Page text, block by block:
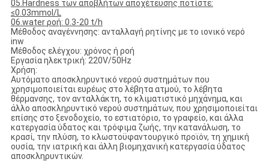
05.Hardness των αποβλήτων αποχέτευσης ποτίστε:
≤0.03mmol/L
06.water ροή: 0.3-20 t/h
Μέθοδος αναγέννησης: ανταλλαγή ρητίνης με το ιονικό νερό
inw
Μέθοδος ελέγχου: χρόνος ή ροή
Εργασία ηλεκτρική: 220V/50Hz
Χρήση:
Αυτόματο αποσκληρυντικό νερού συστημάτων που
χρησιμοποιείται ευρέως στο λέβητα ατμού, το λέβητα
θέρμανσης, τον ανταλλάκτη, το κλιματιστικό μηχάνημα, και
άλλο αποσκληρυντικό νερού συστημάτων, που χρησιμοποιείται
επίσης στο ξενοδοχείο, το εστιατόριο, το γραφείο, και άλλα
κατεργασία ύδατος και τρόφιμα ζωής, την κατανάλωση, το
κρασί, την πλύση, το κλωστοϋφαντουργικό προϊόν, τη χημική
ουσία, την ιατρική και άλλη βιομηχανική κατεργασία ύδατος
αποσκληρυντικών.